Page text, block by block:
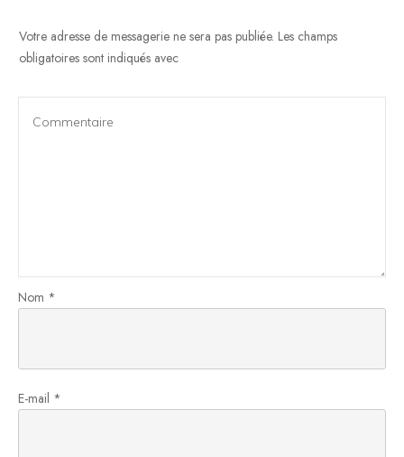
Votre adresse de messagerie ne sera pas publiée. Les champs
obligatoires sont indiqués avec
Nom *
E-mail *